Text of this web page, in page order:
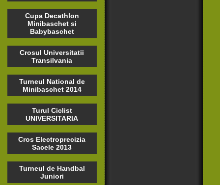
Cupa Decathlon
Minibaschet si
Babybaschet
Crosul Universitatii
Transilvania
Turneul National de
Minibaschet 2014
Turul Ciclist
UNIVERSITARIA
Cros Electroprecizia
Sacele 2013
Turneul de Handbal
Juniori